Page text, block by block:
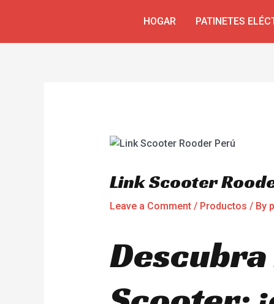
HOGAR PATINETES
Link Scooter
Leave a Comment / Productos / By